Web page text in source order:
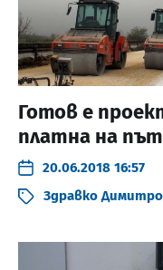
Готов е
платна на
20.06.2018 16:57
Здравко